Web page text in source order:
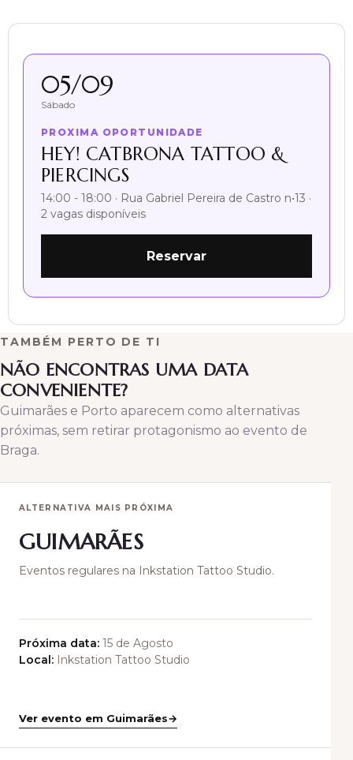
05/09
Sábado
PROXIMA OPORTUNIDADE
HEY! CATBRONA TATTOO &
PIERCINGS
14:00 - 18:00 · Rua Gabriel Pereira de Castro n•13 ·
2 vagas disponíveis
Reservar
TAMBÉM PERTO DE TI
NÃO ENCONTRAS UMA DATA
CONVENIENTE?
Guimarães e Porto aparecem como alternativas
próximas, sem retirar protagonismo ao evento de
Braga.
ALTERNATIVA MAIS PRÓXIMA
GUIMARÃES
Eventos regulares na Inkstation Tattoo Studio.
Próxima data: 15 de Agosto
Local: Inkstation Tattoo Studio
Ver evento em Guimarães